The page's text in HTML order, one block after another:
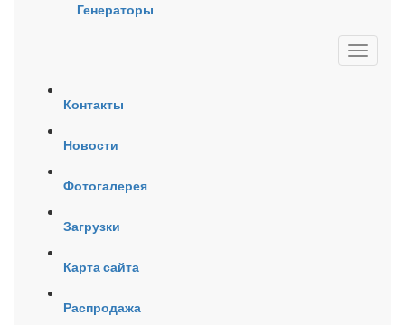
Генераторы
Контакты
Новости
Фотогалерея
Загрузки
Карта сайта
Распродажа